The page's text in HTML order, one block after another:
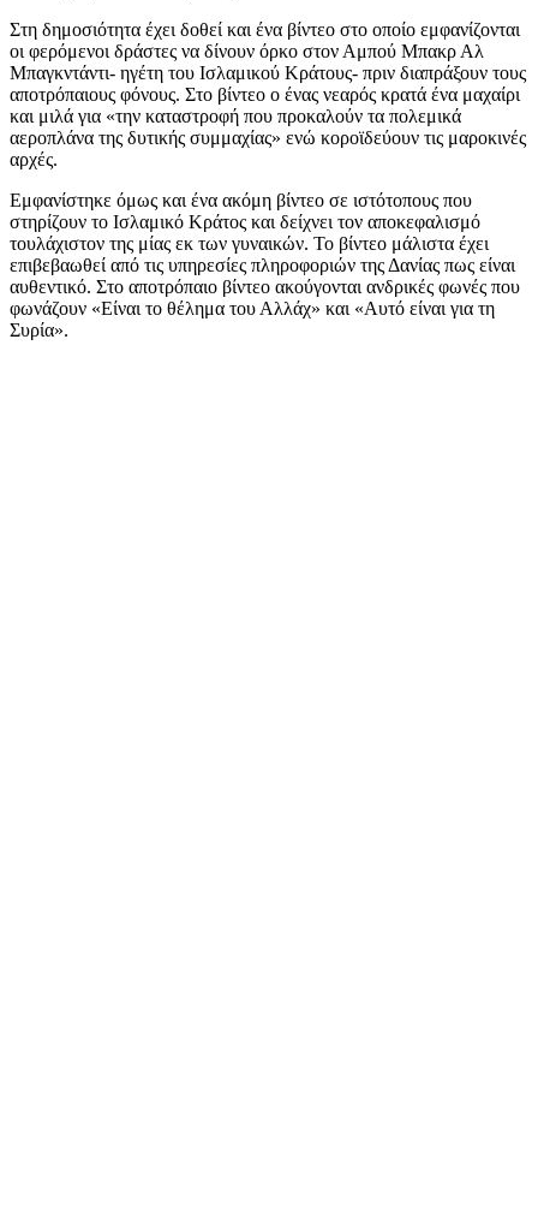
Στη δημοσιότητα έχει δοθεί και ένα βίντεο στο οποίο εμφανίζονται
οι φερόμενοι δράστες να δίνουν όρκο στον Αμπού Μπακρ Αλ
Μπαγκντάντι- ηγέτη του Ισλαμικού Κράτους- πριν διαπράξουν τους
αποτρόπαιους φόνους. Στο βίντεο ο ένας νεαρός κρατά ένα μαχαίρι
και μιλά για «την καταστροφή που προκαλούν τα πολεμικά
αεροπλάνα της δυτικής συμμαχίας» ενώ κοροϊδεύουν τις μαροκινές
αρχές.
Εμφανίστηκε όμως και ένα ακόμη βίντεο σε ιστότοπους που
στηρίζουν το Ισλαμικό Κράτος και δείχνει τον αποκεφαλισμό
τουλάχιστον της μίας εκ των γυναικών. Το βίντεο μάλιστα έχει
επιβεβαωθεί από τις υπηρεσίες πληροφοριών της Δανίας πως είναι
αυθεντικό. Στο αποτρόπαιο βίντεο ακούγονται ανδρικές φωνές που
φωνάζουν «Είναι το θέλημα του Αλλάχ» και «Αυτό είναι για τη
Συρία».